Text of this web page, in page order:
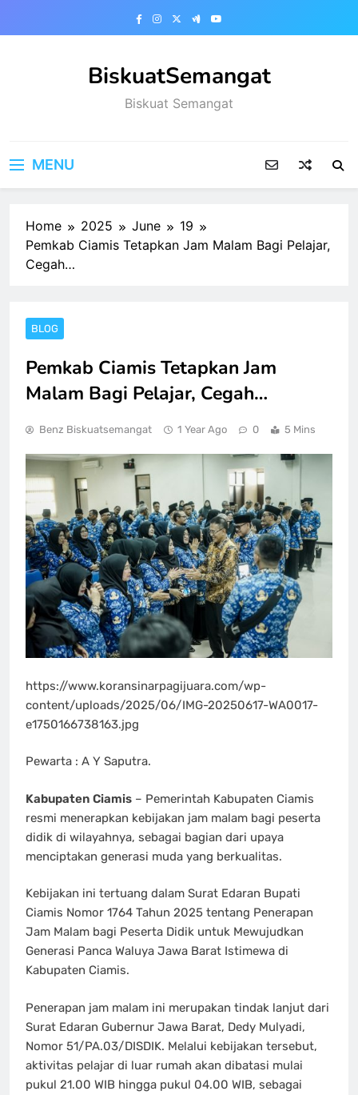
BiskuatSemangat
Biskuat Semangat
MENU
Home 2025 June
19
Pemkab Ciamis Tetapkan Jam Malam Bagi Pelajar,
Cegah…
BLOG
Pemkab Ciamis Tetapkan Jam
Malam Bagi Pelajar, Cegah…
Benz Biskuatsemangat 1 Year Ago 0 5 Mins
https://www.koransinarpagijuara.com/wp-
content/uploads/2025/06/IMG-20250617-WA0017-
e1750166738163.jpg
Pewarta : A Y Saputra.
Kabupaten Ciamis – Pemerintah Kabupaten Ciamis
resmi menerapkan kebijakan jam malam bagi peserta
didik di wilayahnya, sebagai bagian dari upaya
menciptakan generasi muda yang berkualitas.
Kebijakan ini tertuang dalam Surat Edaran Bupati
Ciamis Nomor 1764 Tahun 2025 tentang Penerapan
Jam Malam bagi Peserta Didik untuk Mewujudkan
Generasi Panca Waluya Jawa Barat Istimewa di
Kabupaten Ciamis.
Penerapan jam malam ini merupakan tindak lanjut dari
Surat Edaran Gubernur Jawa Barat, Dedy Mulyadi,
Nomor 51/PA.03/DISDIK. Melalui kebijakan tersebut,
aktivitas pelajar di luar rumah akan dibatasi mulai
pukul 21.00 WIB hingga pukul 04.00 WIB, sebagai